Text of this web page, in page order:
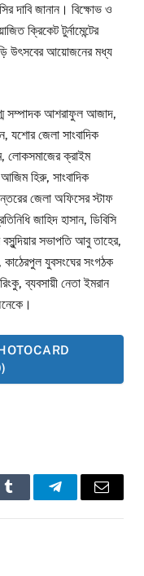
দাবি জানান। বিক্ষোভ ও
ক্রিকেট টুর্নামেন্টের
উৎসবের আয়োজনের মধ্য
সম্পাদক আশরাফুল আজাদ,
যশোর জেলা সাংবাদিক
লোকসমাজের ক্রাইম
আজিম হিরু, সাংবাদিক
জেলা অফিসের স্টাফ
জাহিদ হাসান, ডিবিসি
সভাপতি আবু তাহের,
কাঠেরপুল যুবসংঘের সংগঠক
ব্যবসায়ী নেতা ইমরান
Tumblr TelegramEmail